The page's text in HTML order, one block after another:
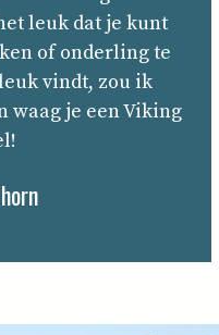
leuk dat je kunt
of onderling te
vindt, zou ik
waag je een Viking